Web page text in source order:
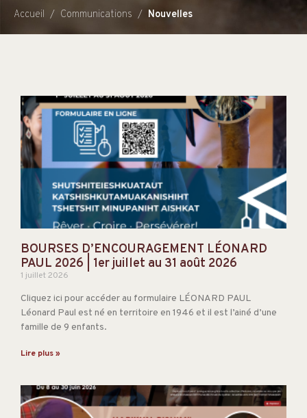
Accueil Communications Nouvelles
BOURSES D’ENCOURAGEMENT LÉONARD
PAUL 2026 | 1er juillet au 31 août 2026
1 juillet 2026
Cliquez ici pour accéder au formulaire LÉONARD PAUL
Léonard Paul est né en territoire en 1946 et il est l’ainé d’une
famille de 9 enfants.
Lire plus »